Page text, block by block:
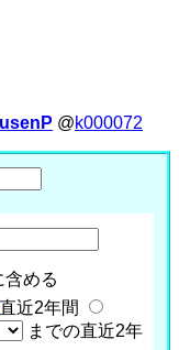
@k000072
含める
直近2年間
までの直近2年